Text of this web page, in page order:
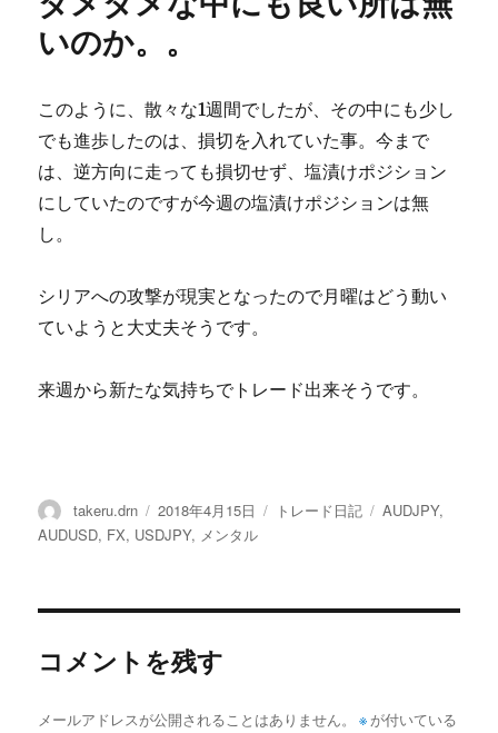
いのか。。
このように、散々な1週間でしたが、その中にも少し
でも進歩したのは、損切を入れていた事。今まで
は、逆方向に走っても損切せず、塩漬けポジション
にしていたのですが今週の塩漬けポジションは無
し。
シリアへの攻撃が現実となったので月曜はどう動い
ていようと大丈夫そうです。
来週から新たな気持ちでトレード出来そうです。
投
稿
takeru.drn
投
稿
2018年4月15日
カ
トレード日記
タ
AUDJPY,
AUDUSD, FX, USDJPY, メンタル
コメントを残す
メールアドレスが公開されることはありません。 ※ が付いている